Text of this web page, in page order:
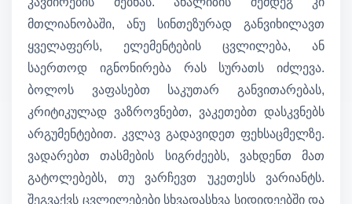
მთლიანობაში, ანუ სინთეზურად განვიხილავთ
ყველაფერს, ელემენტების ცვლილება, ან
საერთოდ იგნონირება რას სურათს იძლევა.
ბოლოს ვაფასებთ საკუთარ განვითარებას,
კრიტიკულად ვაზროვნებთ, ვაკეთებთ დასკვნებს
არგუმენტებით. კვლავ გადავიდეთ ფეხსაცმელზე.
ვადარებთ თასმების სიგრძეებს, ვახდენთ მათ
გატოლებებს, თუ ვარჩევთ უკეთესს ვარიანტს.
შეგვაქვს ცვლილებები სხვადასხვა სიდიდეებში და